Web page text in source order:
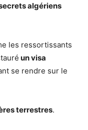
algériens
les ressortissants
un visa
se rendre sur le
terrestres.